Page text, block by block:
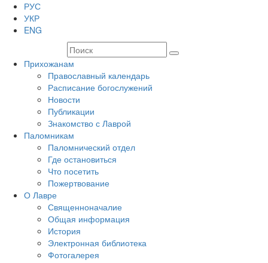
РУС
УКР
ENG
Прихожанам
Православный календарь
Расписание богослужений
Новости
Публикации
Знакомство с Лаврой
Паломникам
Паломнический отдел
Где остановиться
Что посетить
Пожертвование
О Лавре
Священноначалие
Общая информация
История
Электронная библиотека
Фотогалерея